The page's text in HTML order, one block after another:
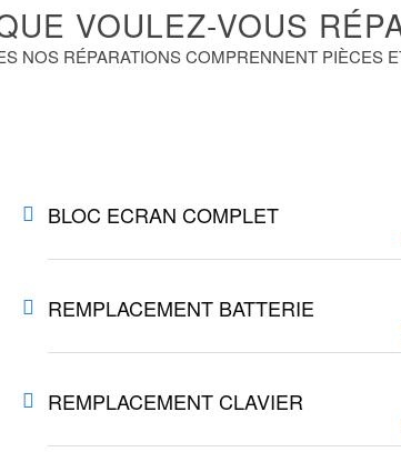
VOULEZ-VOUS
NOS RÉPARATIONS COMPRENNENT PIÈCES
BLOC ECRAN COMPLET
REMPLACEMENT BATTERIE
REMPLACEMENT CLAVIER